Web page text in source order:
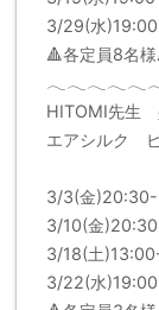
3/29(水
🔺各定員8名様
HITOMI先生
エアシルク
3/3(金)20:30-
3/10(金
3/18(土
3/22(水